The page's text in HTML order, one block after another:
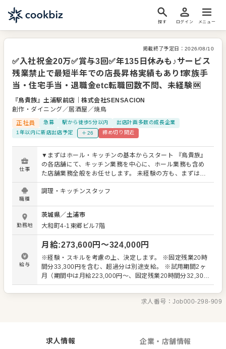
探す ログイン メニュー
掲載終了予定日： 2026/08/10
✅入社祝金20万✅賞与3回✅年135日休みも♪サービス
残業禁止で最短半年での店長昇格実績もあり❗家族手
当・住宅手当・退職金etc転職回数不問、未経験🆗
『鳥貴族』土浦駅前店 ｜株式会社SENSACION
創作・ダイニング／居酒屋／焼鳥
正社員
急募 駅から徒歩5分以内
出店計画多数の成長企業
1年以内に新店出店予定
＋26 締め切り間近
仕事
▼まずはホール・キッチンの基本からスタート 『鳥貴族』
の各店舗にて、キッチン業務を中心に、ホール業務も含め
た店舗業務全般をお任せします。 未経験の方も、まずはお
客様のご案内、料理・ドリンクの提供、テーブルの片付
け、レジ対応など、できることから少しずつ覚えていきま
ーズ。接客が初めての方も始めやすい環境です。 ▼レシピ
があるから調理も安心 キッチンでは、焼鳥の串打ち、野菜
の下ごしらえ、簡単な調理、盛り付け、洗い場、衛生管理
などを担当します。 調理はレシピや手順が整っているた
め、料理経験がない方も安心。先輩が近くでフォローする
ので、一つひとつ確認しながら成長できます。 ▼慣れてき
たら店舗運営にも挑戦 店舗業務に慣れてきたら、在庫管
理、発注、シフト管理、アルバイトスタッフの育成、売上
店長、マネージャーなど、段階的にキャリアアップを目指
せる環境です。お客様との会話やチームで働く楽しさを感
職種
調理・キッチンスタッフ
勤務地
茨城県／土浦市
大和町4-1東郷ビル7階
給与
月給:273,600円〜324,000円
※経験・スキルを考慮の上、決定します。 ※固定残業20時
間分33,300円を含む、超過分は別途支給。 ※試用期間2ヶ
月（期間中は月給223,000円〜、固定残業20時間分32,300
円を含む、超過分は別途支給） ＜20代前半での店長実績あ
り＞ ・2003年生まれ ・2001年生まれ ※女性店長も複数名
求人番号：Job000-298-909
求人情報 企業・店舗情報